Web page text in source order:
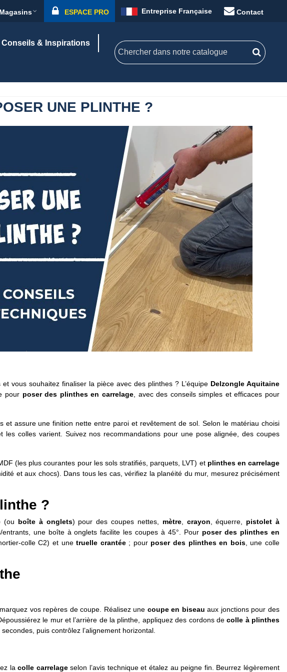
ESPACE PRO Entreprise Française Contact
Conseils & Inspirations
UNE PLINTHE ?
vous souhaitez finaliser la pièce avec des plinthes ? L’équipe Delzongle Aquitaine
pour poser des plinthes en carrelage, avec des conseils simples et efficaces pour
assure une finition nette entre paroi et revêtement de sol. Selon le matériau choisi
colles varient. Suivez nos recommandations pour une pose alignée, des coupes
(les plus courantes pour les sols stratifiés, parquets, LVT) et plinthes en carrelage
et aux chocs). Dans tous les cas, vérifiez la planéité du mur, mesurez précisément
?
(ou boîte à onglets) pour des coupes nettes, mètre, crayon , équerre, pistolet à
une boîte à onglets facilite les coupes à 45°. Pour poser des plinthes en
colle C2) et unetruelle crantée ; pour poser des plinthes en bois, une colle
vos repères de coupe. Réalisez une coupe en biseau aux jonctions pour des
le mur et l’arrière de la plinthe, appliquez des cordons decolle à plinthes
puis contrôlez l’alignement horizontal.
lacolle carrelageselon l’avis technique et étalez au peigne fin. Beurrez légèrement